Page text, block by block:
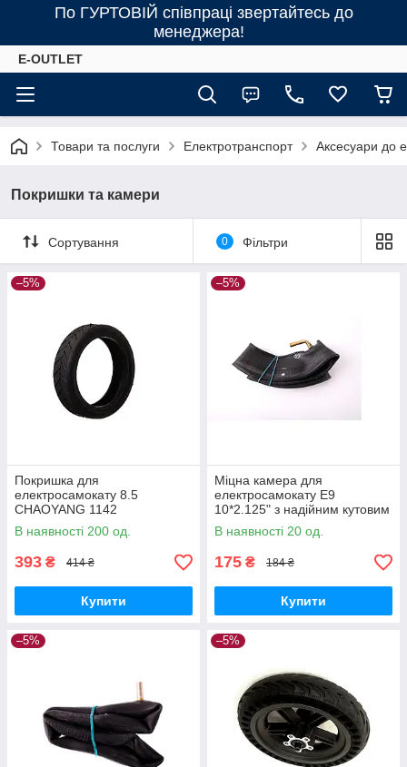
По ГУРТОВІЙ співпраці звертайтесь до
менеджера!
E-OUTLET
Товари та послуги Електротранспорт Аксесуари до
Покришки та камери
Сортування 0 Фільтри
–5%
Покришка для
електросамокату 8.5
CHAOYANG 1142
В наявності 200 од.
393 ₴ 414 ₴
Купити
–5%
Міцна камера для
електросамокату E9
10*2.125" з надійним кутовим
вентилем 1150
В наявності 20 од.
175 ₴ 184 ₴
Купити
–5% –5%